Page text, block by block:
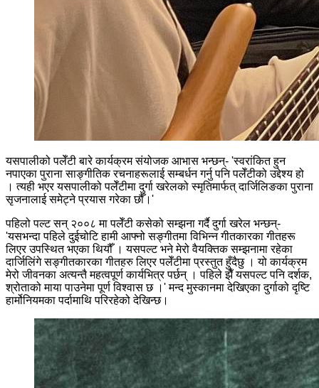
यसपालीको पलेँटी बारे कार्यक्रम संयोजक आभास भन्छन्- 'स्वरांकित हुन
नपाएका पुराना साङ्गीतिक रचनाहरूलाई सम्बर्धन गर्नु पनि पलेँटीको उद्देश्य हो
। त्यही भएर यसपालीको पलेँटीमा दुर्गा खरेलको स्मृतिमार्फत् दार्जिलिङका पुराना
सृजनालाई समेट्ने प्रयास गरेका छौँ।'
पहिलो पल्ट सन् २००८ मा पलेँटी कसेको सम्झना गर्दै दुर्गा खरेल भन्छन्-
'यसभन्दा पहिले दुईचोटि हामी आफ्नो सङ्गीतमा विभिन्न गीतकारका गीतहरू
लिएर उपस्थित भएका थियौँ । यसपल्ट भने मेरो वैयक्तिक सम्झनामा रहेका
दार्जिलिंगे सङ्गीतकारका गीतहरु लिएर पलेँटीमा प्रस्तुत हुँदैछु । यो कार्यक्रम
मेरो जीवनका अत्यन्तै महत्वपूर्ण कार्यभित्र पर्छन् । पहिले झैँ यसपल्ट पनि दर्शक,
श्रोताको माया पाउनेमा पूर्ण विश्वास छ ।' मन्द मुस्कानमा देखिएका दुर्गाको दृष्टि
हार्मोनियमका पर्दामाथि परिरहेको देखिन्छ।